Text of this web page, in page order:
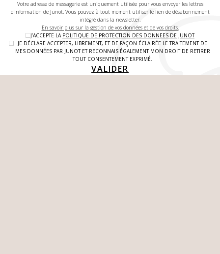
Votre adresse de messagerie est uniquement utilisée pour vous envoyer les lettres
d'information de Junot. Vous pouvez à tout moment utiliser le lien de désabonnement
intégré dans la newsletter.
En savoir plus sur la gestion de vos données et de vos droits.
J’ACCEPTE LA POLITIQUE DE PROTECTION DES DONNEES DE JUNOT
JE DÉCLARE ACCEPTER, LIBREMENT, ET DE FAÇON ÉCLAIRÉE LE TRAITEMENT DE
MES DONNÉES PAR JUNOT ET RECONNAIS ÉGALEMENT MON DROIT DE RETIRER
TOUT CONSENTEMENT EXPRIMÉ.
VALIDER